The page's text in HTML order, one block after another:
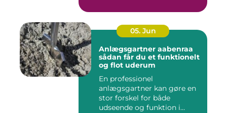
05. Jun
Anlægsgartner aabenraa
sådan får du et funktionelt
og flot uderum
En professionel
anlægsgartner kan gøre en
stor forskel for både
udseende og funktion i